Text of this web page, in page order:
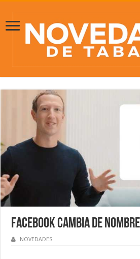
Facebook cambia de nombre
NOVEDADES